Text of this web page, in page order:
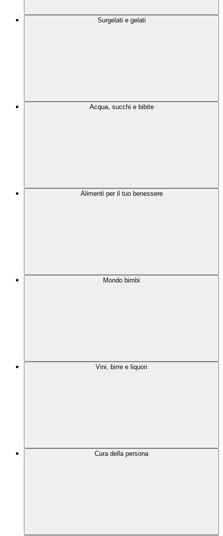
Surgelati e gelati
Acqua, succhi e bibite
Alimenti per il tuo benessere
Mondo bimbi
Vini, birre e liquori
Cura della persona